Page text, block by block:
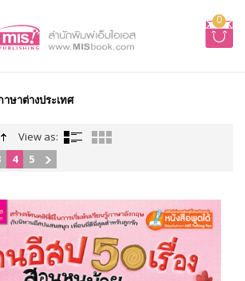
0
าษาต่างประเทศ
View as:
4 5